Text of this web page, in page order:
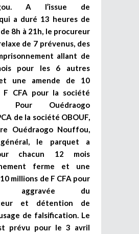
A l’issue de
a duré 13 heures de
8h à 21h, le procureur
de 7 prévenus, des
allant de
pour les 6 autres
une amende de 10
F CFA pour la société
Pour Ouédraogo
de la société OBOUF,
Ouédraogo Nouffou,
le parquet a
chacun 12 mois
ferme et une
millions de F CFA pour
aggravée du
et détention de
de falsification. Le
prévu pour le 3 avril